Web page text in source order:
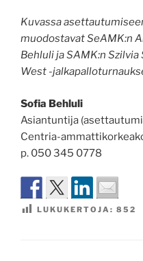
Kuvassa
muodostavat SeAMK:n
Behluli ja SAMK:n
West -
Sofia Behluli
Asiantuntija
Centria-
p. 050 345 0778
LUKUKERTOJA: 852